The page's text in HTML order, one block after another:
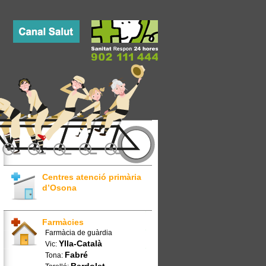
Centres atenció primària
d’Osona
Farmàcies
Farmàcia de guàrdia
Vic: Ylla-Català
Tona: Fabré